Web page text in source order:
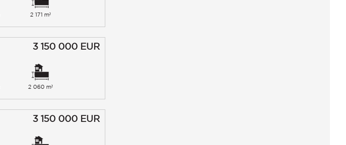
2 171 m²
3 150 000 EUR
2 060 m²
3 150 000 EUR